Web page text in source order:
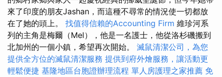
來了印度的朋友Jashan，而這種不尋常的情況使一切都放
在了她的頭上。 找值得信賴的Accounting Firm 維珍河系
列的主角是梅爾（Mel），他是一名護士，他從洛杉磯搬到
北加州的一個小鎮，希望再次開始。 滅鼠清潔公司，為您
提供全方位的滅鼠清潔服務 提供到府外燴服務，讓活動更
輕鬆便捷 基隆地區台胞證辦理流程 單人房護理之家推薦 免